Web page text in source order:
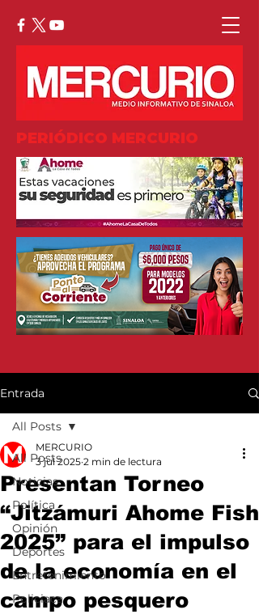
PERIÓDICO MERCURIO
Entrada
All Posts
Noticias
Política
Opinión
Deportes
Entretenimiento
Policiaca
All Posts
Presentan Torneo
“Jitzámuri Ahome Fish
2025” para el impulso
de la economía en el
campo pesquero
MERCURIO
3 jul 2025 2 min de lectura